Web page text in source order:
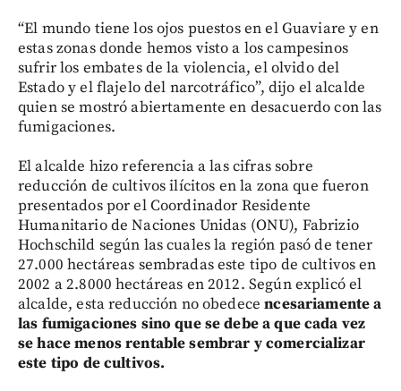
“El mundo tiene los ojos puestos en el Guaviare y en
estas zonas donde hemos visto a los campesinos
sufrir los embates de la violencia, el olvido del
Estado y el flajelo del narcotráfico”, dijo el alcalde
quien se mostró abiertamente en desacuerdo con las
fumigaciones.
El alcalde hizo referencia a las cifras sobre
reducción de cultivos ilícitos en la zona que fueron
presentados por el Coordinador Residente
Humanitario de Naciones Unidas (ONU), Fabrizio
Hochschild según las cuales la región pasó de tener
27.000 hectáreas sembradas este tipo de cultivos en
2002 a 2.8000 hectáreas en 2012. Según explicó el
alcalde, esta reducción no obedecencesariamente a
las fumigaciones sino que se debe a que cada vez
se hace menos rentable sembrar y comercializar
este tipo de cultivos.